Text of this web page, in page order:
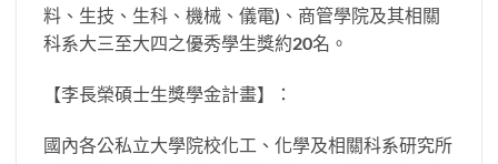
料、生技、生科、機械、儀電)、商管學院及其相關
科系大三至大四之優秀學生獎約20名。
【李長榮碩士生獎學金計畫】：
國內各公私立大學院校化工、化學及相關科系研究所